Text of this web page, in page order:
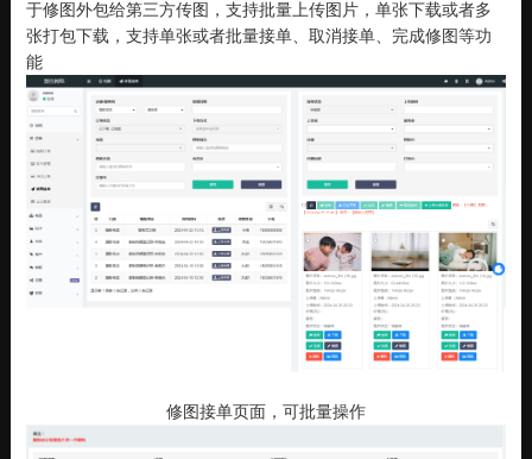
于修图外包给第三方传图，支持批量上传图片，单张下载或者多
张打包下载，支持单张或者批量接单、取消接单、完成修图等功
能
修图接单页面，可批量操作